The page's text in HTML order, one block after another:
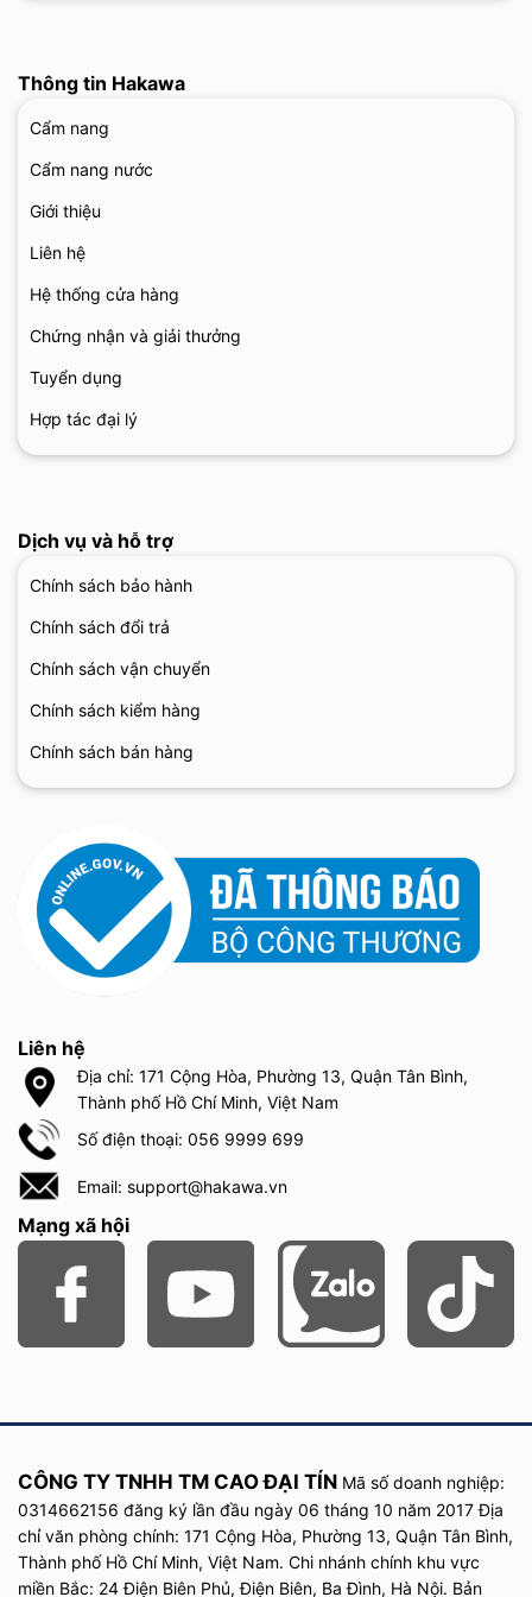
Thông tin Hakawa
Cẩm nang
Cẩm nang nước
Giới thiệu
Liên hệ
Hệ thống cửa hàng
Chứng nhận và giải thưởng
Tuyển dụng
Hợp tác đại lý
Dịch vụ và hỗ trợ
Chính sách bảo hành
Chính sách đổi trả
Chính sách vận chuyển
Chính sách kiểm hàng
Chính sách bán hàng
Liên hệ
Địa chỉ: 171 Cộng Hòa, Phường 13, Quận Tân Bình,
Thành phố Hồ Chí Minh, Việt Nam
Số điện thoại: 056 9999 699
Email: support@hakawa.vn
Mạng xã hội
CÔNG TY TNHH TM CAO ĐẠI TÍN Mã số doanh nghiệp:
0314662156 đăng ký lần đầu ngày 06 tháng 10 năm 2017Địa
chỉ văn phòng chính: 171 Cộng Hòa, Phường 13, Quận Tân Bình,
Thành phố Hồ Chí Minh, Việt Nam. Chi nhánh chính khu vực
miền Bắc: 24 Điện Biên Phủ, Điện Biên, Ba Đình, Hà Nội. Bản